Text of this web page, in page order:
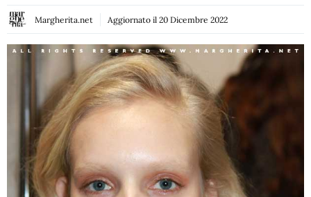
Margherita.net Aggiornato il 20 Dicembre 2022